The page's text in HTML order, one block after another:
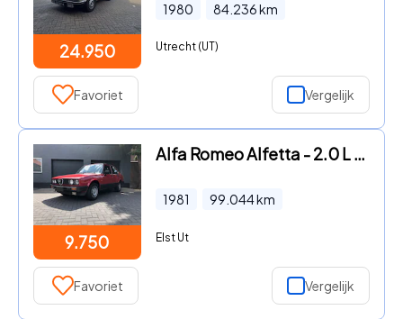
24.950
1980 84.236km
Utrecht (UT)
Favoriet Vergelijk
9.750
Alfa Romeo Alfetta - 2.0 L Alfa Romeo Alfetta 2.0 Quadrifoglio Oro, mooi, inruil
1981 99.044km
Elst Ut
Favoriet Vergelijk